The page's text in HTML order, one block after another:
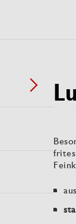
frites